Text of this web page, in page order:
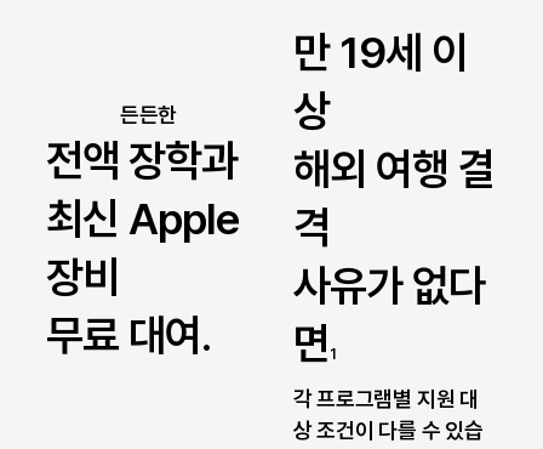
​든든한
전액 장학과
최신 Apple
장비
무료 대여.
만 19세 이
상
해외 여행 결
격
사유가 없다
면 1
각 프로그램별 지원 대
상 조건이 다를 수 있습